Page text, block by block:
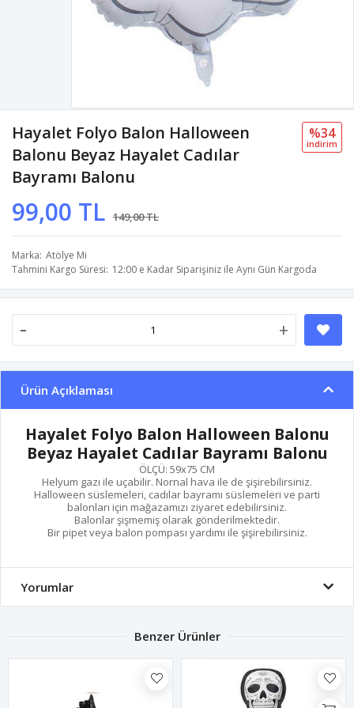
Hayalet Folyo Balon Halloween
Balonu Beyaz Hayalet Cadılar
Bayramı Balonu
99,00 TL 149,00 TL
%34
i̇ndi̇ri̇m
Marka Atölye Mi
Tahmini Kargo Süresi 12:00 e Kadar Siparişiniz ile Aynı Gün Kargoda
- +
Ürün Açıklaması
Hayalet Folyo Balon Halloween Balonu
Beyaz Hayalet Cadılar Bayramı Balonu
ÖLÇÜ: 59x75 CM
Helyum gazı ile uçabilir. Nornal hava ile de şişirebilirsiniz.
Halloween süslemeleri, cadılar bayramı süslemeleri ve parti
balonları için mağazamızı ziyaret edebilirsiniz.
Balonlar şişmemiş olarak gönderilmektedir.
Bir pipet veya balon pompası yardımı ile şişirebilirsiniz.
Yorumlar
Benzer Ürünler